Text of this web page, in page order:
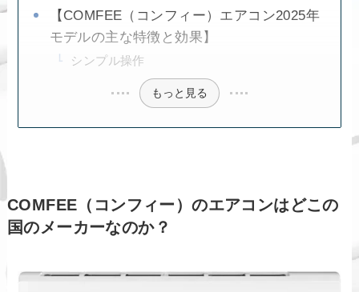
【COMFEE（コンフィー）エアコン2025年
モデルの主な特徴と効果】
シンプル操作
もっと見る
COMFEE（コンフィー）のエアコンはどこの
国のメーカーなのか？